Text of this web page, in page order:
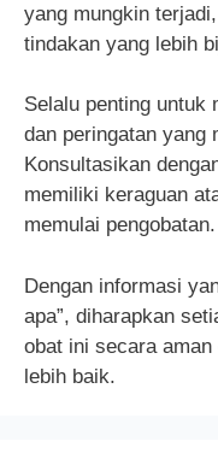
yang mungkin
tindakan yang lebih
Selalu penting untuk
dan peringatan yang
Konsultasikan
memiliki keraguan
memulai pengobatan.
Dengan informasi
apa”, diharapkan
obat ini secara
lebih baik.